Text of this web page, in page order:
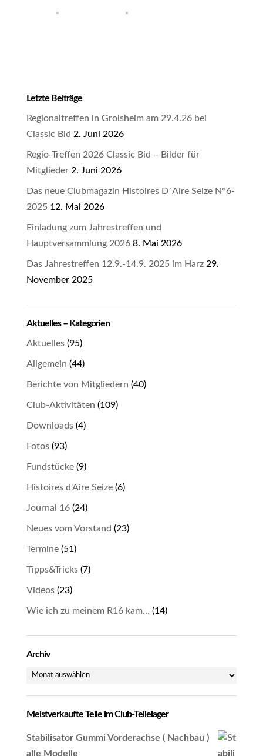
Letzte Beiträge
Regionaltreffen in Grolsheim am 29.4.26 bei
Classic Bid 2. Juni 2026
Regio-Treffen 2026 Classic Bid – Bilder für
Mitglieder 2. Juni 2026
Das neue Clubmagazin Histoires D`Aire Seize N°6-
2025 12. Mai 2026
Einladung zum Jahrestreffen und
Hauptversammlung 2026 8. Mai 2026
Das Jahrestreffen 12.9.-14.9. 2025 im Harz 29.
November 2025
Aktuelles – Kategorien
Aktuelles(95)
Allgemein (44)
Berichte von Mitgliedern (40)
Club-Aktivitäten (109)
Downloads(4)
Fotos(93)
Fundstücke(9)
Histoires d'Aire Seize(6)
Journal 16(24)
Neues vom Vorstand (23)
Termine(51)
Tipps&Tricks(7)
Videos(23)
Wie ich zu meinem R16 kam… (14)
Archiv
Archiv
Meistverkaufte Teile im Club-Teilelager
Stabilisator Gummi Vorderachse ( Nachbau )
alle Modelle